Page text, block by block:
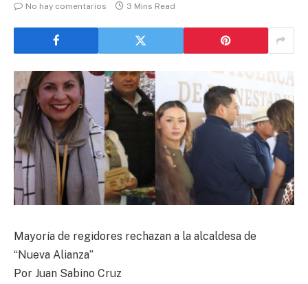
No hay comentarios
3 Mins Read
Mayoría de regidores rechazan a la alcaldesa de
“Nueva Alianza”
Por Juan Sabino Cruz